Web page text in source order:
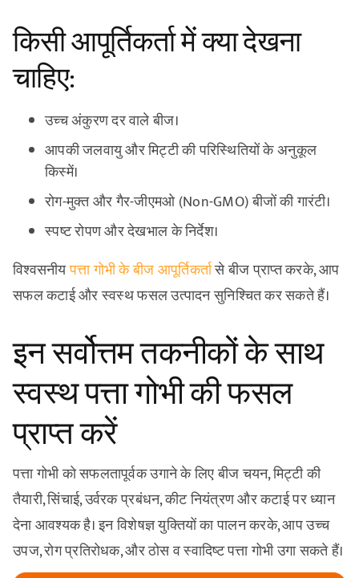
किसी आपूर्तिकर्ता में क्या देखना
चाहिए:
उच्च अंकुरण दर वाले बीज।
आपकी जलवायु और मिट्टी की परिस्थितियों के अनुकूल
किस्में।
रोग-मुक्त और गैर-जीएमओ (Non-GMO) बीजों की गारंटी।
स्पष्ट रोपण और देखभाल के निर्देश।
विश्वसनीयपत्ता गोभी के बीज आपूर्तिकर्तासे बीज प्राप्त करके, आप
सफल कटाई और स्वस्थ फसल उत्पादन सुनिश्चित कर सकते हैं।
इन सर्वोत्तम तकनीकों के साथ
स्वस्थ पत्ता गोभी की फसल
प्राप्त करें
पत्ता गोभी को सफलतापूर्वक उगाने के लिए बीज चयन, मिट्टी की
तैयारी, सिंचाई, उर्वरक प्रबंधन, कीट नियंत्रण और कटाई पर ध्यान
देना आवश्यक है। इन विशेषज्ञ युक्तियों का पालन करके, आप उच्च
उपज, रोग प्रतिरोधक, और ठोस व स्वादिष्ट पत्ता गोभी उगा सकते हैं।